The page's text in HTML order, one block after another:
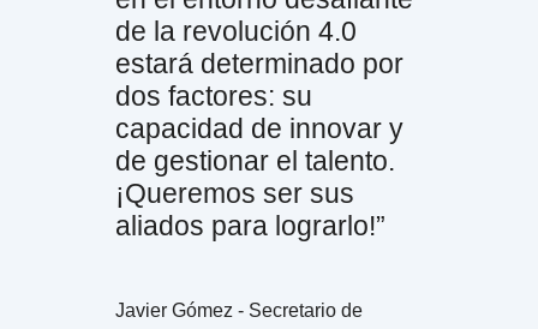
de la revolución 4.0
estará determinado por
dos factores: su
capacidad de innovar y
de gestionar el talento.
¡Queremos ser sus
aliados para lograrlo!”
Javier Gómez - Secretario de